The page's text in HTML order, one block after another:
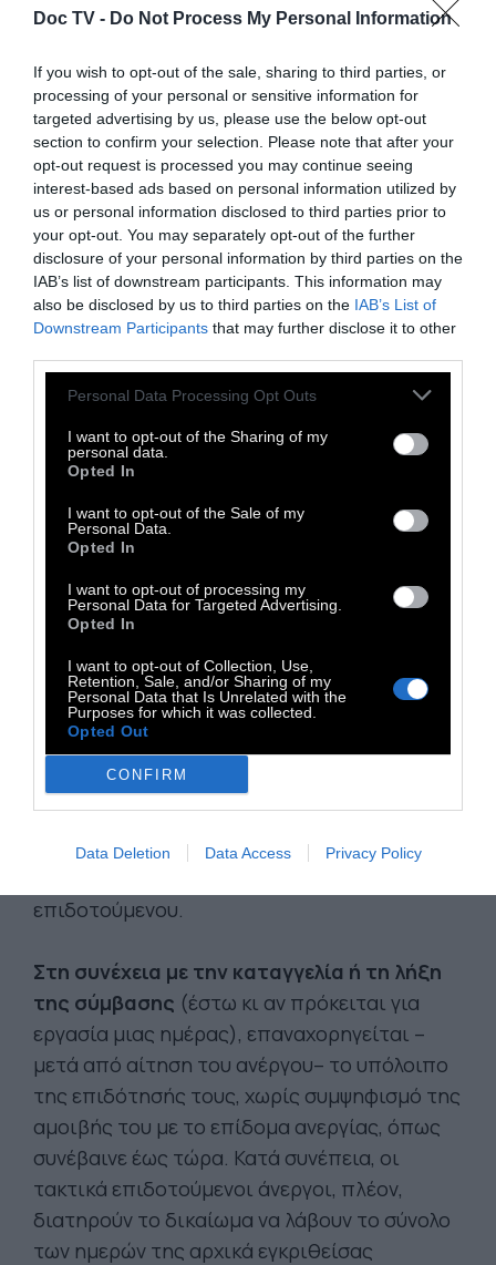
Doc TV - Do Not Process My Personal Information
If you wish to opt-out of the sale, sharing to third parties, or
processing of your personal or sensitive information for
targeted advertising by us, please use the below opt-out
section to confirm your selection. Please note that after your
opt-out request is processed you may continue seeing
interest-based ads based on personal information utilized by
us or personal information disclosed to third parties prior to
your opt-out. You may separately opt-out of the further
disclosure of your personal information by third parties on the
IAB’s list of downstream participants. This information may
also be disclosed by us to third parties on the IAB’s List of
Downstream Participants that may further disclose it to other
Personal Data Processing Opt Outs
I want to opt-out of the Sharing of my
personal data.
Opted In
I want to opt-out of the Sale of my
Personal Data.
Opted In
I want to opt-out of processing my
Personal Data for Targeted Advertising.
Opted In
I want to opt-out of Collection, Use,
Retention, Sale, and/or Sharing of my
Personal Data that Is Unrelated with the
Purposes for which it was collected.
Opted Out
CONFIRM
Data Deletion Data Access Privacy Policy
Αναλυτικά το νέο σύστημα για την
«περιστασιακή εργασία των
εγγεγραμμένων ανέργων»,
το οποίο έχει
διοίκησης του ΟΑΕ∆, έχει τα εξής
πλεονεκτήματα: Σε ό,τι αφορά τους
επιδοτούμενους ανέργους που κατά τη
διάρκεια της τακτικής επιδότησης ανεργίας
τους πραγματοποιούν ορισμένες ημέρες
εργασίας, με την έναρξη της εργασίας τους,
επέρχεται –αυτοματοποιημένα– η αναστολή
της επιδότησης ανεργίας τους και
πιστώνεται το αναλογούν –έως την έναρξη
επιδοτούμενου.
Στη συνέχεια με την καταγγελία ή τη λήξη
της σύμβασης (έστω κι αν πρόκειται για
εργασία μιας ημέρας), επαναχορηγείται –
μετά από αίτηση του ανέργου– το υπόλοιπο
της επιδότησής τους, χωρίς συμψηφισμό της
αμοιβής του με το επίδομα ανεργίας, όπως
συνέβαινε έως τώρα. Κατά συνέπεια, οι
τακτικά επιδοτούμενοι άνεργοι, πλέον,
διατηρούν το δικαίωμα να λάβουν το σύνολο
των ημερών της αρχικά εγκριθείσας